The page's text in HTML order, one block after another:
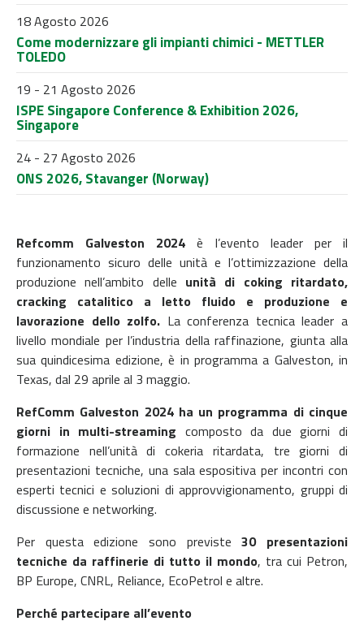
18 Agosto 2026
Come modernizzare gli impianti chimici - METTLER
TOLEDO
19 - 21 Agosto 2026
ISPE Singapore Conference & Exhibition 2026,
Singapore
24 - 27 Agosto 2026
ONS 2026, Stavanger (Norway)
Refcomm Galveston 2024 è l’evento leader per il
funzionamento sicuro delle unità e l’ottimizzazione della
produzione nell’ambito delle unità di coking ritardato,
cracking catalitico a letto fluido e produzione e
lavorazione dello zolfo. La conferenza tecnica leader a
livello mondiale per l’industria della raffinazione, giunta alla
sua quindicesima edizione, è in programma a Galveston, in
Texas, dal 29 aprile al 3 maggio.
RefComm Galveston 2024 ha un programma di cinque
giorni in multi-streaming composto da due giorni di
formazione nell’unità di cokeria ritardata, tre giorni di
presentazioni tecniche, una sala espositiva per incontri con
esperti tecnici e soluzioni di approvvigionamento, gruppi di
discussione e networking.
Per questa edizione sono previste30 presentazioni
tecniche da raffinerie di tutto il mondo, tra cui Petron,
BP Europe, CNRL, Reliance, EcoPetrol e altre.
Perché partecipare all’evento